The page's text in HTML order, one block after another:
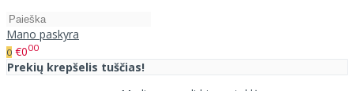
Mano paskyra
0 €000
Prekių krepšelis tuščias!